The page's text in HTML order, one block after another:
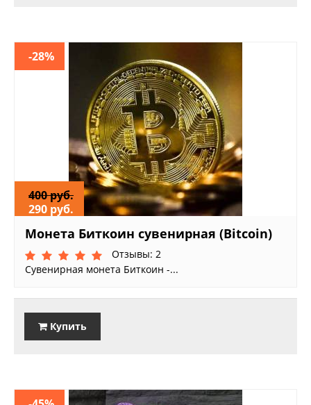
-28%
400 руб.
290 руб.
Монета Биткоин сувенирная (Bitcoin)
Отзывы: 2
Сувенирная монета Биткоин -...
Купить